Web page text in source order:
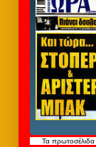
Ταπρωτοσέλιδα